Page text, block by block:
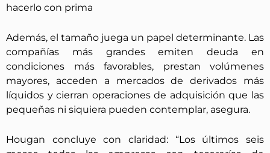
hacerlo con prima
Además, el tamaño juega un papel determinante. Las
compañías más grandes emiten deuda en
condiciones más favorables, prestan volúmenes
mayores, acceden a mercados de derivados más
líquidos y cierran operaciones de adquisición que las
pequeñas ni siquiera pueden contemplar, asegura.
Hougan concluye con claridad: “Los últimos seis